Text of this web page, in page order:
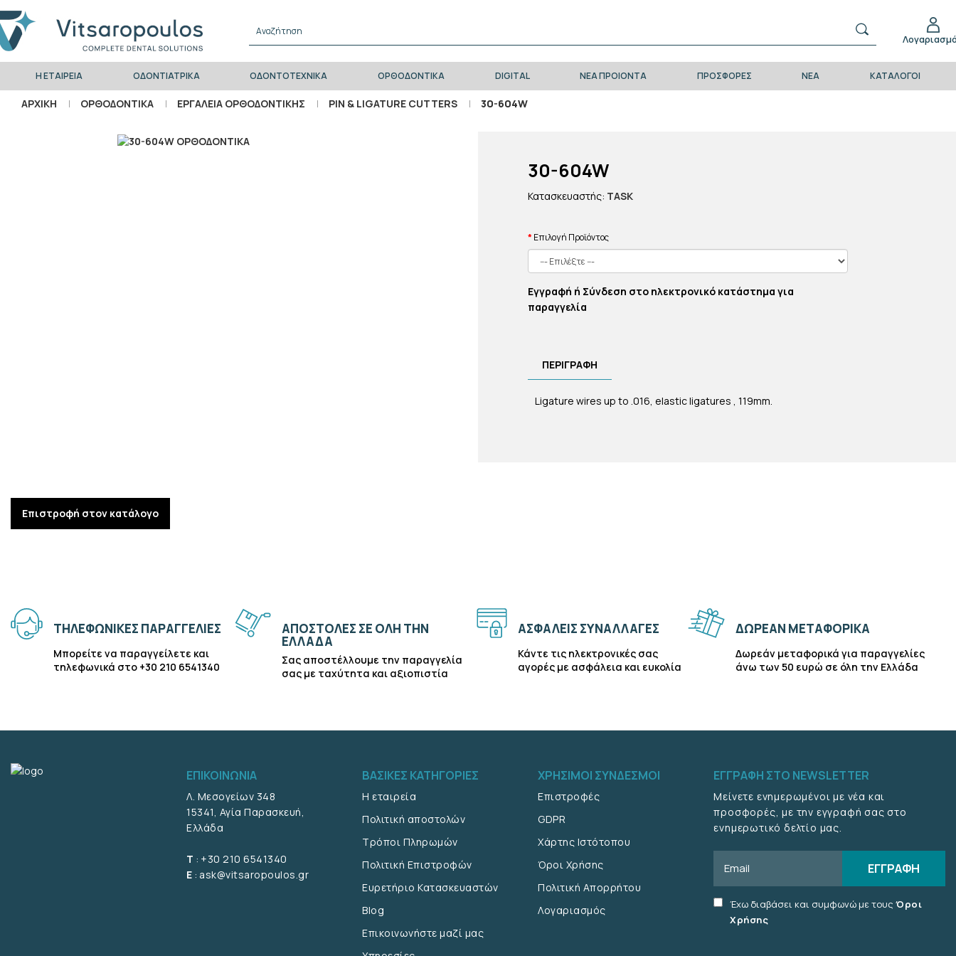
Η ΕΤΑΙΡΕΙΑ ΟΔΟΝΤΙΑΤΡΙΚΑ ΟΔΟΝΤΟΤΕΧΝΙΚΑ ΟΡΘΟΔΟΝΤΙΚΑ DIGITAL ΝΕΑ ΠΡΟΙΟΝΤΑ ΠΡΟΣΦΟΡΕΣ ΝΕΑ ΚΑΤΑΛΟΓΟΙ
ΑΡΧΙΚΗ ΟΡΘΟΔΟΝΤΙΚΑ ΕΡΓΑΛΕΙΑ ΟΡΘΟΔΟΝΤΙΚΗΣ PIN & LIGATURE CUTTERS 30-604W
30-604W
Κατασκευαστής: TASK
Επιλογή Προϊόντος
Εγγραφή ή Σύνδεση στο ηλεκτρονικό κατάστημα για
παραγγελία
ΠΕΡΙΓΡΑΦΗ
Ligature wires up to .016, elastic ligatures , 119mm.
Επιστροφή στον κατάλογο
ΤΗΛΕΦΩΝΙΚΕΣ ΠΑΡΑΓΓΕΛΙΕΣ
Μπορείτε να παραγγείλετε και
τηλεφωνικά στο +30 210 6541340
ΑΠΟΣΤΟΛΕΣ ΣΕ ΟΛΗ ΤΗΝ
ΕΛΛΑΔΑ
Σας αποστέλλουμε την παραγγελία
σας με ταχύτητα και αξιοπιστία
ΑΣΦΑΛΕΙΣ ΣΥΝΑΛΛΑΓΕΣ
Κάντε τις ηλεκτρονικές σας
αγορές με ασφάλεια και ευκολία
ΔΩΡΕΑΝ ΜΕΤΑΦΟΡΙΚΑ
Δωρεάν μεταφορικά για παραγγελίες
άνω των 50 ευρώ σε όλη την Ελλάδα
ΕΠΙΚΟΙΝΩΝΙΑ
Λ. Μεσογείων 348
15341, Αγία Παρασκευή,
Ελλάδα
T : +30 210 6541340
E : ask@vitsaropoulos.gr
ΒΑΣΙΚΕΣ ΚΑΤΗΓΟΡΙΕΣ
Η εταιρεία
Πολιτική αποστολών
Τρόποι Πληρωμών
Πολιτική Επιστροφών
Ευρετήριο Κατασκευαστών
Blog
Επικοινωνήστε μαζί μας
ΧΡΗΣΙΜΟΙ ΣΥΝΔΕΣΜΟΙ
Επιστροφές
GDPR
Χάρτης Ιστότοπου
Όροι Χρήσης
Πολιτική Απορρήτου
Λογαριασμός
ΕΓΓΡΑΦΗ ΣΤΟ NEWSLETTER
Μείνετε ενημερωμένοι με νέα και
προσφορές, με την εγγραφή σας στο
ενημερωτικό δελτίο μας.
ΕΓΓΡΑΦΗ
Accept
terms
Έχω διαβάσει και συμφωνώ με τουςΌροι
Χρήσης